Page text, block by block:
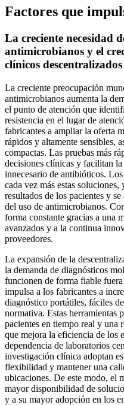
Factores que
La creciente necesidad
antimicrobianos y el
clínicos
La creciente preocupación
antimicrobianos aumenta la
el punto de atención que
resistencia en el lugar de
fabricantes a ampliar la oferta
rápidos y altamente sensibles,
compactas. Las pruebas más
decisiones clínicas y facilitan
innecesario de antibióticos.
cada vez más estas
resultados de los pacientes y
del uso de antimicrobianos.
forma constante gracias a una
avanzados y a la continua
proveedores.
La expansión de la
la demanda de diagnósticos
funcionen de forma fiable
impulsa a los fabricantes a
diagnóstico portátiles, fáciles
normativa. Estas herramientas
pacientes en tiempo real y una
que mejora la eficiencia de los
dependencia de laboratorios
investigación clínica adoptan
flexibilidad y mantener una
ubicaciones. De este modo, el
mayor disponibilidad de
y a su mayor adopción en los